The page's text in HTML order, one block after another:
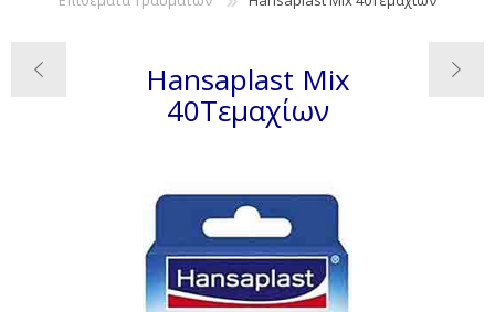
Hansaplast Mix
40Τεμαχίων